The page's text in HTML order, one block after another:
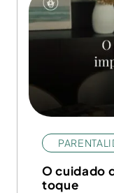
O cuidado
toque